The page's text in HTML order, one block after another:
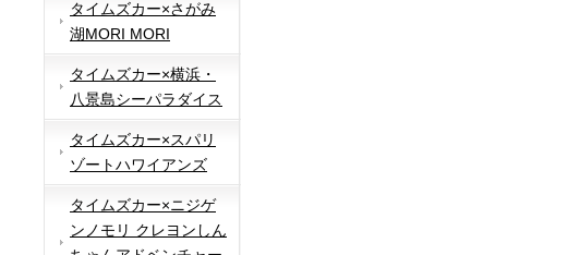
タイムズカー×さがみ
湖MORI MORI
タイムズカー×横浜・
八景島シーパラダイス
タイムズカー×スパリ
ゾートハワイアンズ
タイムズカー×ニジゲ
ンノモリ クレヨンしん